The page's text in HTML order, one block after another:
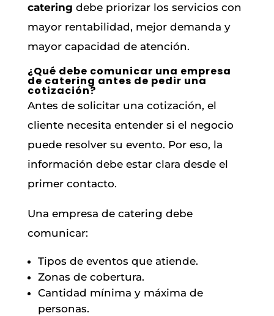
catering debe priorizar los servicios con
mayor rentabilidad, mejor demanda y
mayor capacidad de atención.
¿Qué debe comunicar una empresa
de catering antes de pedir una
cotización?
Antes de solicitar una cotización, el
cliente necesita entender si el negocio
puede resolver su evento. Por eso, la
información debe estar clara desde el
primer contacto.
Una empresa de catering debe
comunicar:
Tipos de eventos que atiende.
Zonas de cobertura.
Cantidad mínima y máxima de
personas.